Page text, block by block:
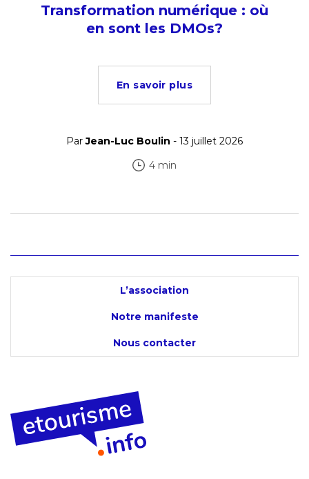
Transformation numérique : où
en sont les DMOs?
En savoir plus
ParJean-Luc Boulin - 13 juillet 2026
4 min
L’association
Notre manifeste
Nous contacter